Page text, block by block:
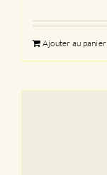
Ajouter au panier